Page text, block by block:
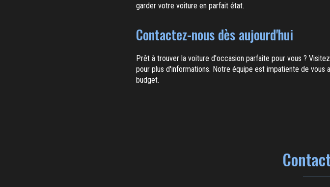
garder votre voiture en parfait état.
Contactez-nous dès aujourd'hui
Prêt à trouver la voiture d'occasion parfaite pour vous ?
pour plus d'informations. Notre équipe est impatiente de
budget.